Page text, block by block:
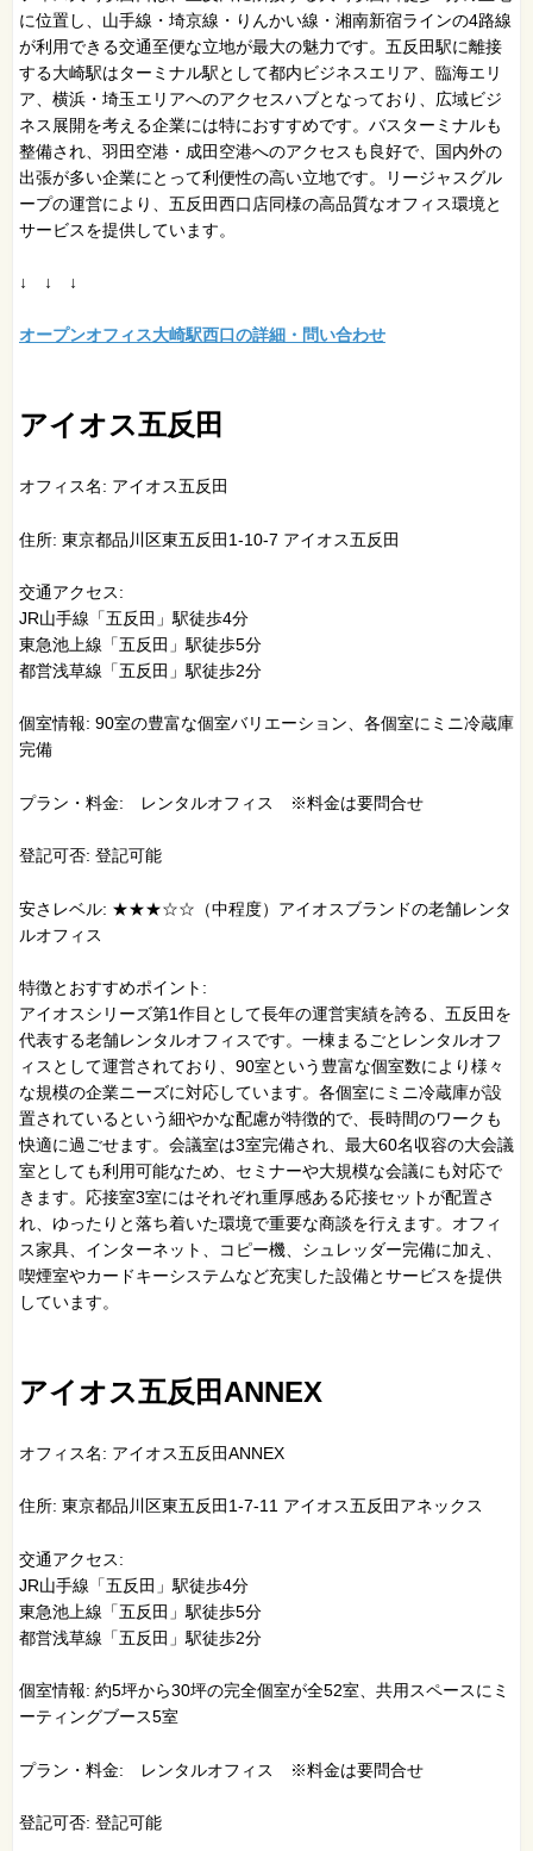
に位置し、山手線・埼京線・りんかい線・湘南新宿ラインの4路線
が利用できる交通至便な立地が最大の魅力です。五反田駅に離接
する大崎駅はターミナル駅として都内ビジネスエリア、臨海エリ
ア、横浜・埼玉エリアへのアクセスハブとなっており、広域ビジ
ネス展開を考える企業には特におすすめです。バスターミナルも
整備され、羽田空港・成田空港へのアクセスも良好で、国内外の
出張が多い企業にとって利便性の高い立地です。リージャスグル
ープの運営により、五反田西口店同様の高品質なオフィス環境と
サービスを提供しています。
↓ ↓ ↓
オープンオフィス大崎駅西口の詳細・問い合わせ
アイオス五反田
オフィス名: アイオス五反田
住所: 東京都品川区東五反田1-10-7 アイオス五反田
交通アクセス:
JR山手線「五反田」駅徒歩4分
東急池上線「五反田」駅徒歩5分
都営浅草線「五反田」駅徒歩2分​
個室情報: 90室の豊富な個室バリエーション、各個室にミニ冷蔵庫
完備
プラン・料金: レンタルオフィス ※料金は要問合せ
登記可否: 登記可能
安さレベル: ★★★☆☆（中程度）アイオスブランドの老舗レンタ
ルオフィス
特徴とおすすめポイント:
アイオスシリーズ第1作目として長年の運営実績を誇る、五反田を
代表する老舗レンタルオフィスです。一棟まるごとレンタルオフ
ィスとして運営されており、90室という豊富な個室数により様々
な規模の企業ニーズに対応しています。各個室にミニ冷蔵庫が設
置されているという細やかな配慮が特徴的で、長時間のワークも
快適に過ごせます。会議室は3室完備され、最大60名収容の大会議
室としても利用可能なため、セミナーや大規模な会議にも対応で
きます。応接室3室にはそれぞれ重厚感ある応接セットが配置さ
れ、ゆったりと落ち着いた環境で重要な商談を行えます。オフィ
ス家具、インターネット、コピー機、シュレッダー完備に加え、
喫煙室やカードキーシステムなど充実した設備とサービスを提供
しています。
アイオス五反田ANNEX
オフィス名: アイオス五反田ANNEX
住所: 東京都品川区東五反田1-7-11 アイオス五反田アネックス
交通アクセス:
JR山手線「五反田」駅徒歩4分
東急池上線「五反田」駅徒歩5分
都営浅草線「五反田」駅徒歩2分​
個室情報: 約5坪から30坪の完全個室が全52室、共用スペースにミ
ーティングブース5室
プラン・料金: レンタルオフィス ※料金は要問合せ
登記可否: 登記可能